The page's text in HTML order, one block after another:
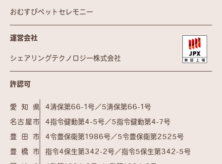
おむすびペットセレモニー
運営会社
シェアリングテクノロジー株式会社
許認可
愛知県 4清保第66-1号／5清保第66-1号
名古屋市 4指令健動第4-5号／5指令健動第4-7号
豊田市 4令豊保衛第1986号／5令豊保衛第2525号
豊橋市 指令4保生第342-2号／指令5保生第342-5号